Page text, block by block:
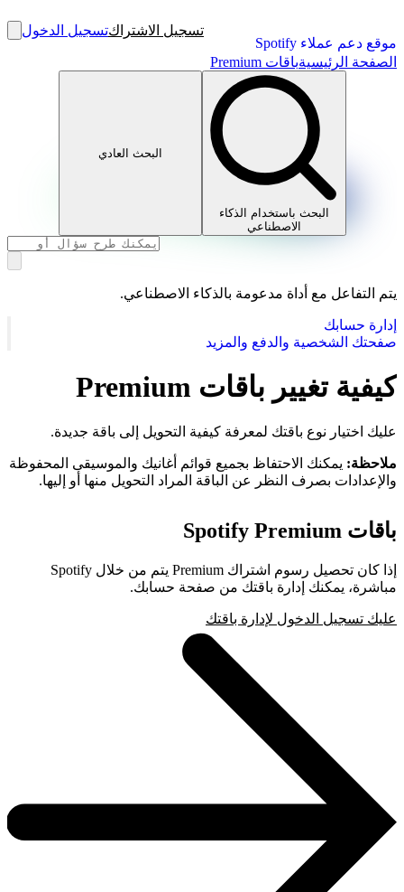
موقع دعم عملاء Spotify
تسجيل الاشتراكتسجيل الدخول
الصفحة الرئيسيةباقات Premium
البحث باستخدام الذكاء
الاصطناعي
البحث العادي
يتم التفاعل مع أداة مدعومة بالذكاء الاصطناعي.
إدارة حسابك
صفحتك الشخصية والدفع والمزيد
كيفية تغيير باقات Premium
عليك اختيار نوع باقتك لمعرفة كيفية التحويل إلى باقة جديدة.
ملاحظة: يمكنك الاحتفاظ بجميع قوائم أغانيك والموسيقى المحفوظة
والإعدادات بصرف النظر عن الباقة المراد التحويل منها أو إليها.
باقات Spotify Premium
إذا كان تحصيل رسوم اشتراك Premium يتم من خلال Spotify
مباشرة، يمكنك إدارة باقتك من صفحة حسابك.
عليك تسجيل الدخول لإدارة باقتك